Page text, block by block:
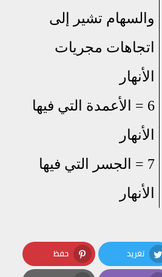
والسهام تشير إلى
اتجاهات مجريات
الأنهار
6 = الأعمدة التي فيها
الأنهار
7 = الجسر التي فيها
الأنهار
تغريد
Twitter
حفظ
Pinterest